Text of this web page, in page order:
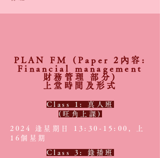
PLAN FM (Paper 2內容:
Financial management
財務管理 部分)
上堂時間及形式
Class 1: 真人班
(旺角上課)
2024 逢星期日 13:30-15:00, 上
16個星期
Class 3: 錄播班